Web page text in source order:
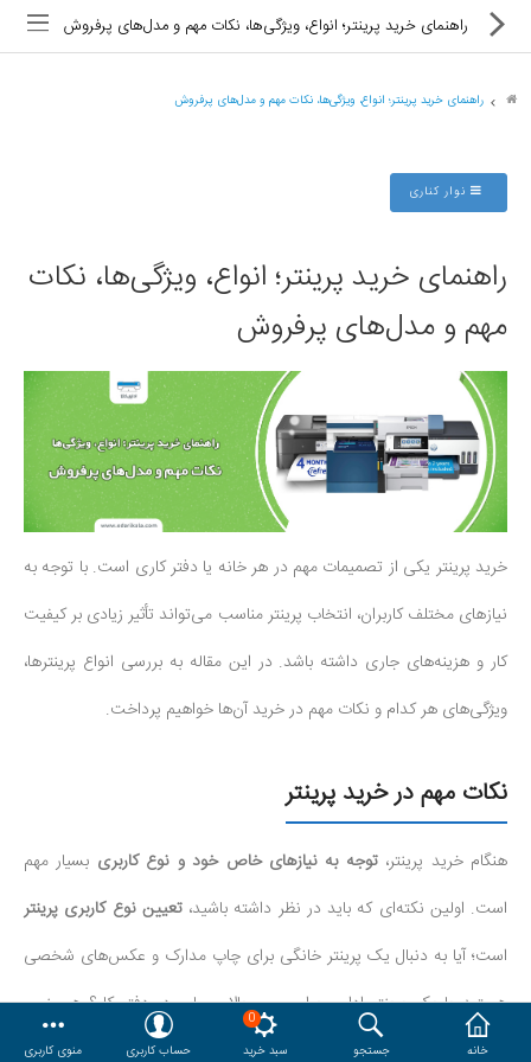
ماشین های اداری
تجهیزات فروشگاهی و بانکی
دستگاه صحافی و پرس
ماشین حساب
هدایا و ست مدیریتی
وایت برد و تابلو اعلانات
مقایسه محصولات مورد علاقه
خانه جستجو
0
سبد خرید
حساب کاربری منوی کاربری
راهنمای خرید پرینتر؛ انواع، ویژگی‌ها، نکات مهم و مدل‌های پرفروش
راهنمای خرید پرینتر؛ انواع، ویژگی‌ها، نکات مهم و مدل‌های پرفروش
نوار کناری
راهنمای خرید پرینتر؛ انواع، ویژگی‌ها، نکات
مهم و مدل‌های پرفروش
خرید پرینتر یکی از تصمیمات مهم در هر خانه یا دفتر کاری است. با توجه به
نیازهای مختلف کاربران، انتخاب پرینتر مناسب می‌تواند تأثیر زیادی بر کیفیت
کار و هزینه‌های جاری داشته باشد. در این مقاله به بررسی انواع پرینترها،
ویژگی‌های هر کدام و نکات مهم در خرید آن‌ها خواهیم پرداخت.
نکات مهم در خرید پرینتر
هنگام خرید پرینتر،توجه به نیازهای خاص خود و نوع کاربری بسیار مهم
است. اولین نکته‌ای که باید در نظر داشته باشید،تعیین نوع کاربری پرینتر
است؛ آیا به دنبال یک پرینتر خانگی برای چاپ مدارک و عکس‌های شخصی
هستید یا یک پرینتر اداری برای حجم بالای چاپ در دفتر کار؟ همچنین،
بررسی
حجم چاپ ماهانه و نوع مدارکی که قصد چاپ آن‌ها را دارید،